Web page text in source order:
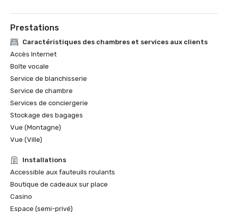
Prestations
Caractéristiques des chambres et services aux clients
Accès Internet
Boîte vocale
Service de blanchisserie
Service de chambre
Services de conciergerie
Stockage des bagages
Vue (Montagne)
Vue (Ville)
Installations
Accessible aux fauteuils roulants
Boutique de cadeaux sur place
Casino
Espace (semi-privé)